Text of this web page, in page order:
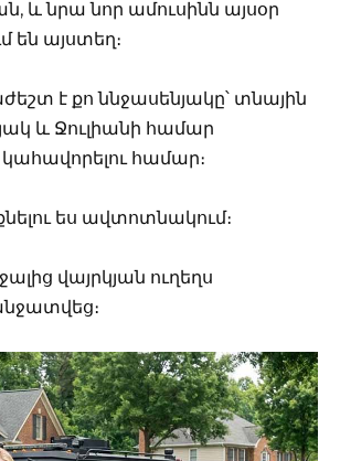
և նրա նոր ամուսինն այսօր
են այստեղ։
է քո ննջասենյակը՝ տնային
և Ջուլիանի համար
համար։
ես ավտոտնակում։
վայրկյան ուղեղս